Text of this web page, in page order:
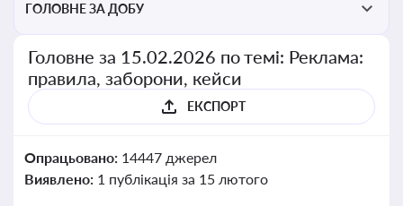
ГОЛОВНЕ ЗА ДОБУ
Головне за 15.02.2026 по темі: Реклама:
правила, заборони, кейси
ЕКСПОРТ
Опрацьовано: 14447 джерел
Виявлено: 1 публікація за 15 лютого